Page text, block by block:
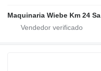
Maquinaria Wiebe Km 24 Sa